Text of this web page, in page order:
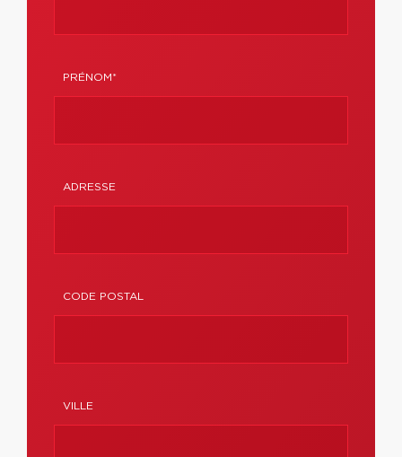
PRÉNOM*
ADRESSE
CODE POSTAL
VILLE